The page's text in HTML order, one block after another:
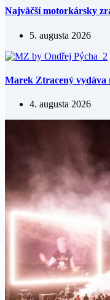
Najväčší motorkársky
5. augusta 2026
Marek Ztracený vydáva
4. augusta 2026